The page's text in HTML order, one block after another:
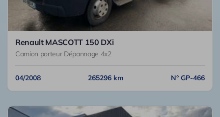
Renault MASCOTT 150 DXi
Camion porteur Dépannage 4x2
04/2008 265296 km N° GP-466